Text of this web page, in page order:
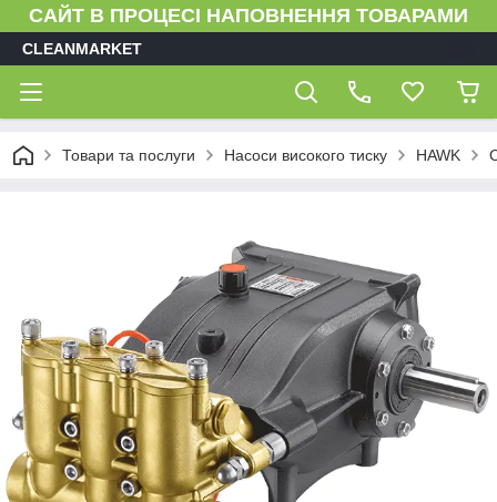
САЙТ В ПРОЦЕСІ НАПОВНЕННЯ ТОВАРАМИ
CLEANMARKET
Товари та послуги Насоси високого тиску HAWK